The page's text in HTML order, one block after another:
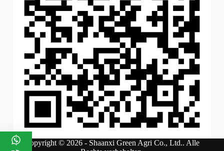
Copyright © 2026 - Shaanxi Green Agri Co., Ltd.. Alle